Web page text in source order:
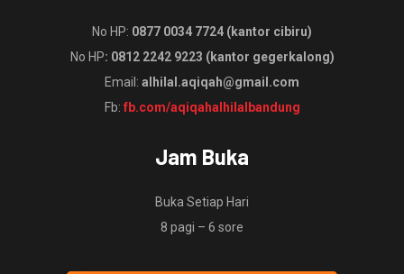
No HP: 0877 0034 7724 (kantor cibiru)
No HP: 0812 2242 9223 (kantor gegerkalong)
Email: alhilal.aqiqah@gmail.com
Fb: fb.com/aqiqahalhilalbandung
Jam Buka
Buka Setiap Hari
8 pagi – 6 sore